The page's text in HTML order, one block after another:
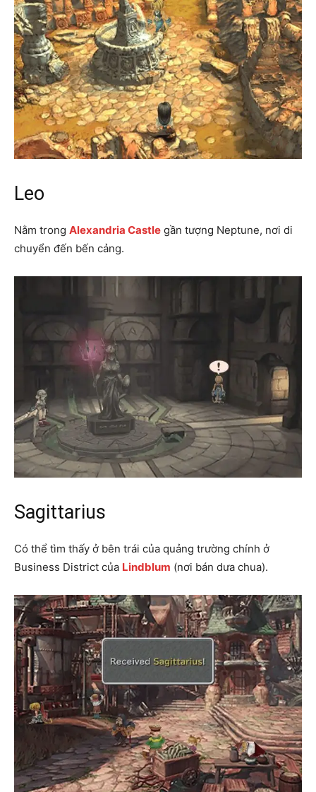
Leo
Nằm trong Alexandria Castle gần tượng Neptune, nơi di
chuyển đến bến cảng.
Sagittarius
Có thể tìm thấy ở bên trái của quảng trường chính ở
Business District của Lindblum (nơi bán dưa chua).